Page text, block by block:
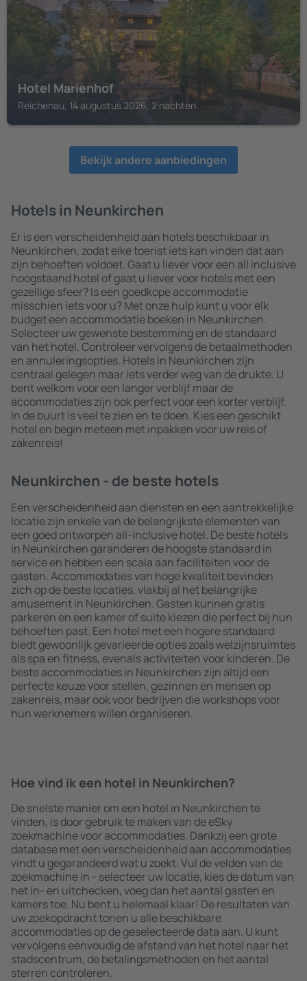
Hotel Marienhof
Reichenau, 14 augustus 2026, 2 nachten
Bekijk andere aanbiedingen
Hotels in Neunkirchen
Er is een verscheidenheid aan hotels beschikbaar in
Neunkirchen, zodat elke toerist iets kan vinden dat aan
zijn behoeften voldoet. Gaat u liever voor een all inclusive
hoogstaand hotel of gaat u liever voor hotels met een
gezellige sfeer? Is een goedkope accommodatie
misschien iets voor u? Met onze hulp kunt u voor elk
budget een accommodatie boeken in Neunkirchen.
Selecteer uw gewenste bestemming en de standaard
van het hotel. Controleer vervolgens de betaalmethoden
en annuleringsopties. Hotels in Neunkirchen zijn
centraal gelegen maar iets verder weg van de drukte. U
bent welkom voor een langer verblijf maar de
accommodaties zijn ook perfect voor een korter verblijf.
In de buurt is veel te zien en te doen. Kies een geschikt
hotel en begin meteen met inpakken voor uw reis of
zakenreis!
Neunkirchen - de beste hotels
Een verscheidenheid aan diensten en een aantrekkelijke
locatie zijn enkele van de belangrijkste elementen van
een goed ontworpen all-inclusive hotel. De beste hotels
in Neunkirchen garanderen de hoogste standaard in
service en hebben een scala aan faciliteiten voor de
gasten. Accommodaties van hoge kwaliteit bevinden
zich op de beste locaties, vlakbij al het belangrijke
amusement in Neunkirchen. Gasten kunnen gratis
parkeren en een kamer of suite kiezen die perfect bij hun
behoeften past. Een hotel met een hogere standaard
biedt gewoonlijk gevarieerde opties zoals welzijnsruimtes
als spa en fitness, evenals activiteiten voor kinderen. De
beste accommodaties in Neunkirchen zijn altijd een
perfecte keuze voor stellen, gezinnen en mensen op
zakenreis, maar ook voor bedrijven die workshops voor
hun werknemers willen organiseren.
Hoe vind ik een hotel in Neunkirchen?
De snelste manier om een hotel in Neunkirchen te
vinden, is door gebruik te maken van de eSky
zoekmachine voor accommodaties. Dankzij een grote
database met een verscheidenheid aan accommodaties
vindt u gegarandeerd wat u zoekt. Vul de velden van de
zoekmachine in - selecteer uw locatie, kies de datum van
het in- en uitchecken, voeg dan het aantal gasten en
kamers toe. Nu bent u helemaal klaar! De resultaten van
uw zoekopdracht tonen u alle beschikbare
accommodaties op de geselecteerde data aan. U kunt
vervolgens eenvoudig de afstand van het hotel naar het
stadscentrum, de betalingsmethoden en het aantal
sterren controleren.